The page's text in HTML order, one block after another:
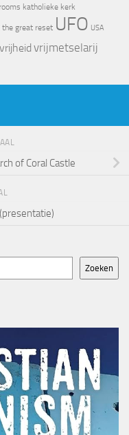
rooms katholieke kerk
the great reset UFO USA
vrijheid vrijmetselarij
of Coral Castle
Zoeken